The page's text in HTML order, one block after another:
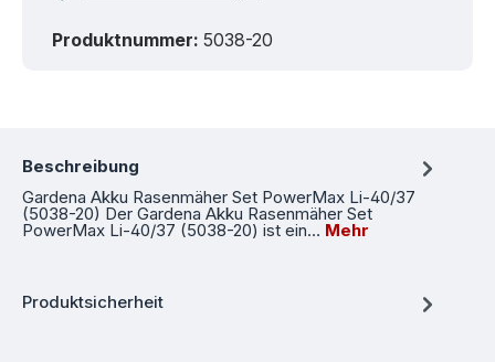
Produktnummer: 5038-20
Beschreibung
Gardena Akku Rasenmäher Set PowerMax Li-40/37
(5038-20) Der Gardena Akku Rasenmäher Set
PowerMax Li-40/37 (5038-20) ist ein… Mehr
Produktsicherheit